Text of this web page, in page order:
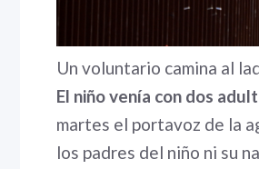
Un voluntario camina al
El niño venía con dos
martes el portavoz de la
los padres del niño ni su